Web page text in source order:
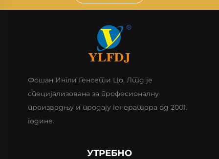
Фошан Ингли Генсети Цо, Лтд је
специјализована за професионалну
производњу и продају генератора од 2001.
године.
УТРЕБНО